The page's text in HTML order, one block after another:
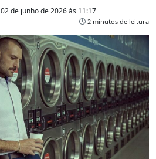
02 de junho de 2026 às 11:17
2 minutos de leitura